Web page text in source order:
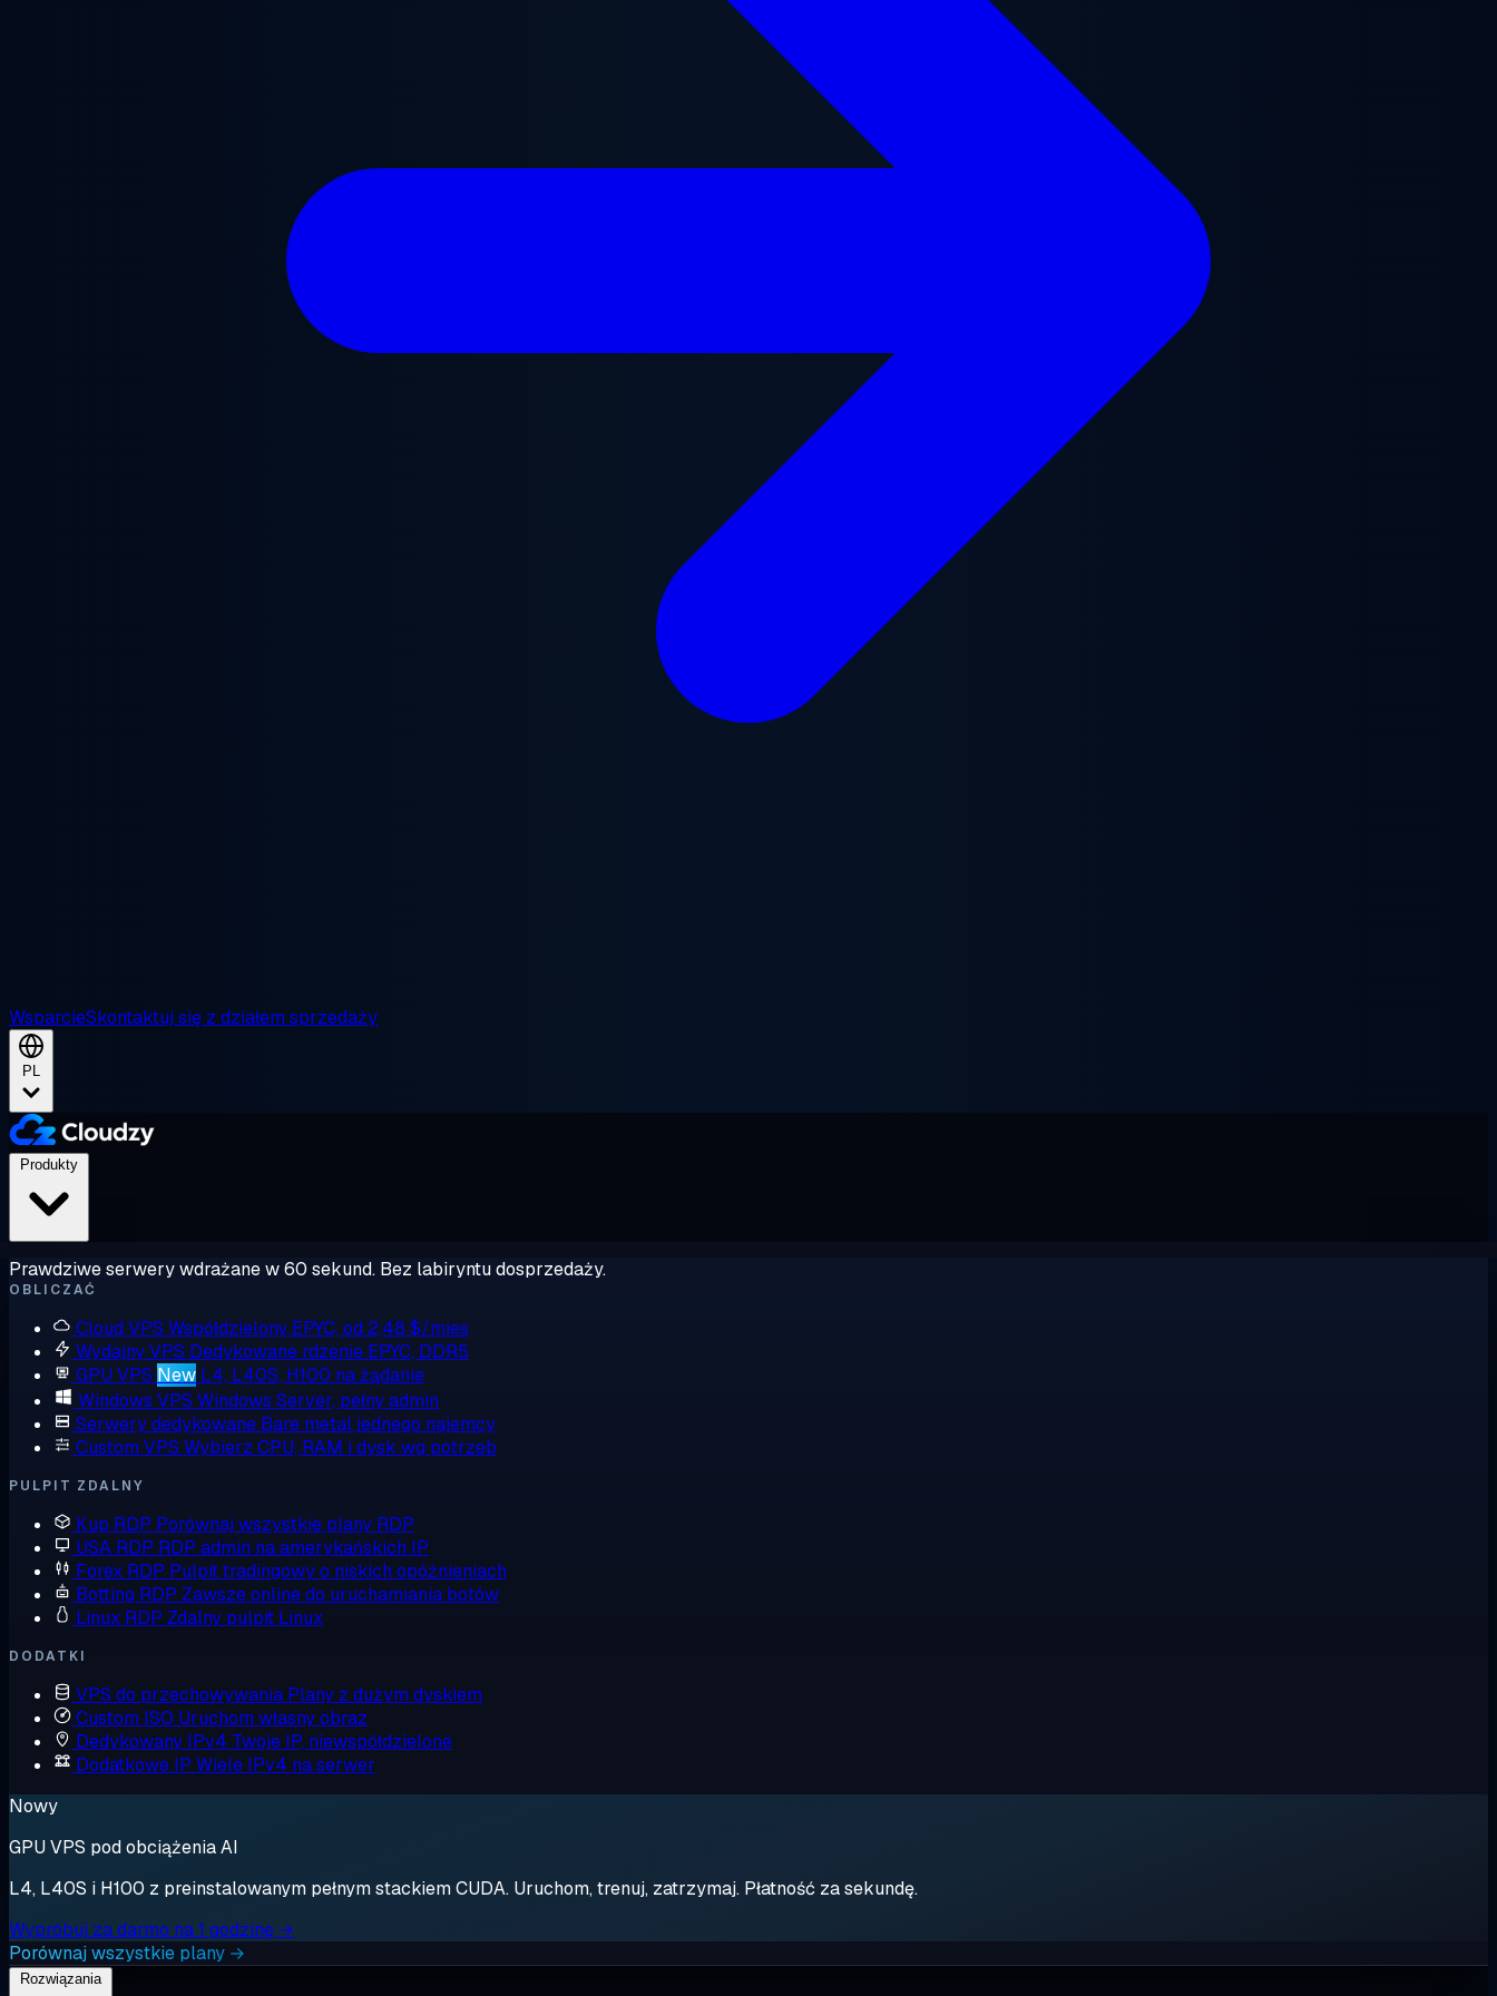
WsparcieSkontaktuj się z działem sprzedaży
PL
Prawdziwe serwery wdrażane w 60 sekund. Bez labiryntu dosprzedaży.
OBLICZAĆ
Cloud VPS Współdzielony EPYC, od 2,48 $/mies
Wydajny VPS Dedykowane rdzenie EPYC, DDR5
GPU VPS New L4, L40S, H100 na żądanie
Windows VPS Windows Server, pełny admin
Serwery dedykowane Bare metal jednego najemcy
Custom VPS Wybierz CPU, RAM i dysk wg potrzeb
PULPIT ZDALNY
Kup RDP Porównaj wszystkie plany RDP
USA RDP RDP admin na amerykańskich IP
Forex RDP Pulpit tradingowy o niskich opóźnieniach
Botting RDP Zawsze online do uruchamiania botów
Linux RDP Zdalny pulpit Linux
DODATKI
VPS do przechowywania Plany z dużym dyskiem
Custom ISO Uruchom własny obraz
Dedykowany IPv4 Twoje IP, niewspółdzielone
Dodatkowe IP Wiele IPv4 na serwer
Nowy
GPU VPS pod obciążenia AI
L4, L40S i H100 z preinstalowanym pełnym stackiem CUDA. Uruchom, trenuj, zatrzymaj. Płatność za sekundę.
Wypróbuj za darmo na 1 godzinę →
Porównaj wszystkie plany →
Rozwiązania